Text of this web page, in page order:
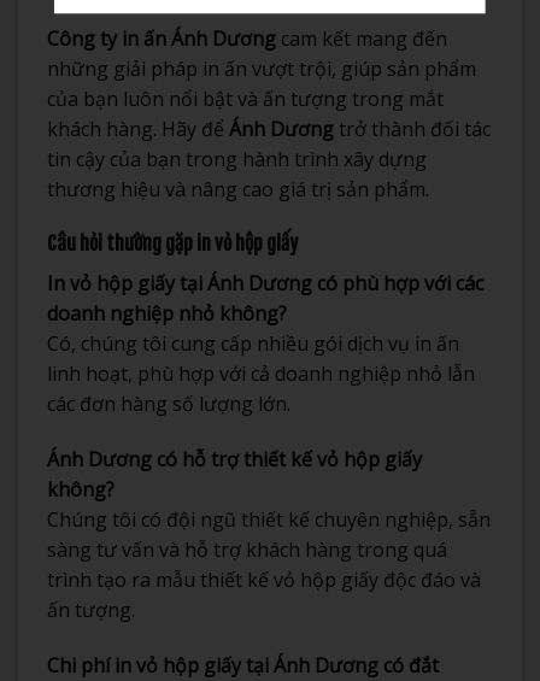
Công ty in ấn Ánh Dương cam kết mang đến
những giải pháp in ấn vượt trội, giúp sản phẩm
của bạn luôn nổi bật và ấn tượng trong mắt
khách hàng. Hãy để Ánh Dương trở thành đối tác
tin cậy của bạn trong hành trình xây dựng
thương hiệu và nâng cao giá trị sản phẩm.
Câu hỏi thường gặp in vỏ hộp giấy
In vỏ hộp giấy tại Ánh Dương có phù hợp với các
doanh nghiệp nhỏ không?
Có, chúng tôi cung cấp nhiều gói dịch vụ in ấn
linh hoạt, phù hợp với cả doanh nghiệp nhỏ lẫn
các đơn hàng số lượng lớn.
Ánh Dương có hỗ trợ thiết kế vỏ hộp giấy
không?
Chúng tôi có đội ngũ thiết kế chuyên nghiệp, sẵn
sàng tư vấn và hỗ trợ khách hàng trong quá
trình tạo ra mẫu thiết kế vỏ hộp giấy độc đáo và
ấn tượng.
Chi phí in vỏ hộp giấy tại Ánh Dương có đắt